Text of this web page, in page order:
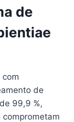
de
com
de
99,9 %,